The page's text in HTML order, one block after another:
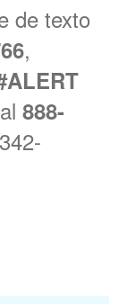
de texto
,
888-